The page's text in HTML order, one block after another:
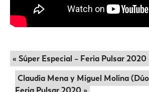
« Súper Especial – Feria Pulsar 2020
Claudia Mena y Miguel Molina